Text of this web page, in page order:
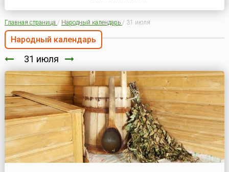
Главная страница / Народный календарь / 31 июля
Народный календарь
31 июля